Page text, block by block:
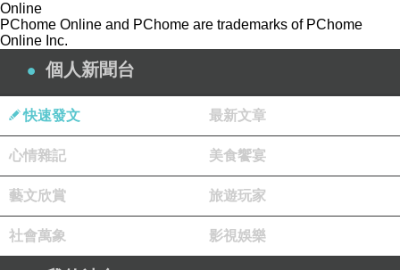
《拉封丹寓言》裡的故事並非拉封丹自編，主要來自
古希臘的伊索、古羅馬的寓言家費德魯斯，以及古印度的
故事集等的靈感而作。不過，拉封丹將寓言這傳統體裁推
至一個新高度。他的詩風靈活，詞彙豐富，格律多變，擅
長以動物喻人，諷刺勢利小人和達官貴人的嘴臉。
莫里斯．波特．蒙維爾，1851年出生於盧瓦雷省的奧
Online
PChome Online and PChome are trademarks of PChome
Online Inc.
個人新聞台
快速發文 最新文章
心情雜記 美食饗宴
藝文欣賞 旅遊玩家
社會萬象 影視娛樂